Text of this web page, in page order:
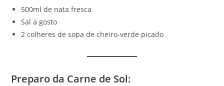
500ml de nata fresca
Sal a gosto
2 colheres de sopa de cheiro-verde picado
Preparo da Carne de Sol: